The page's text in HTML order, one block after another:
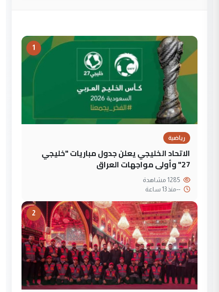
1
رياضية
الاتحاد الخليجي يعلن جدول مباريات "خليجي
27" وأولى مواجهات العراق
--منذ 13 ساعة
2